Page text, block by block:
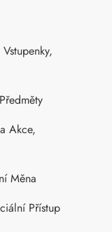
Akce,
Měna
Přístup